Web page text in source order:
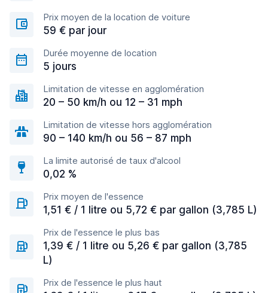
Prix moyen de la location de voiture
59 € par jour
Durée moyenne de location
5 jours
Limitation de vitesse en agglomération
20 – 50 km/h ou 12 – 31 mph
Limitation de vitesse hors agglomération
90 – 140 km/h ou 56 – 87 mph
La limite autorisé de taux d'alcool
0,02 %
Prix moyen de l'essence
1,51 € / 1 litre ou 5,72 € par gallon (3,785 L)
Prix de l'essence le plus bas
1,39 € / 1 litre ou 5,26 € par gallon (3,785
L)
Prix de l'essence le plus haut